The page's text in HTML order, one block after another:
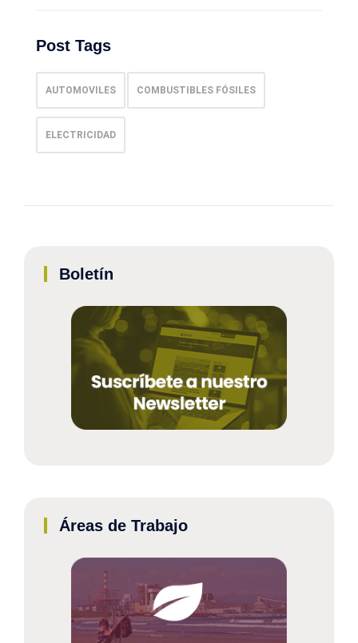
Post Tags
AUTOMOVILES COMBUSTIBLES FÓSILES
ELECTRICIDAD
Boletín
Áreas de Trabajo